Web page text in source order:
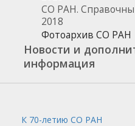
СО РАН.
2018
Фотоархив СО РАН
Новости и
информация
К 70-летию СО РАН